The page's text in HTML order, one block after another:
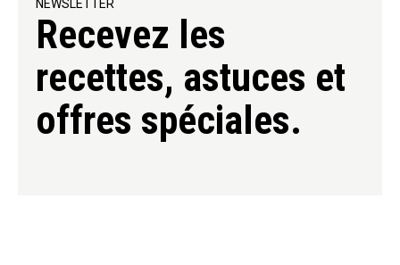
NEWSLETTER
Recevez les
recettes, astuces et
offres spéciales.